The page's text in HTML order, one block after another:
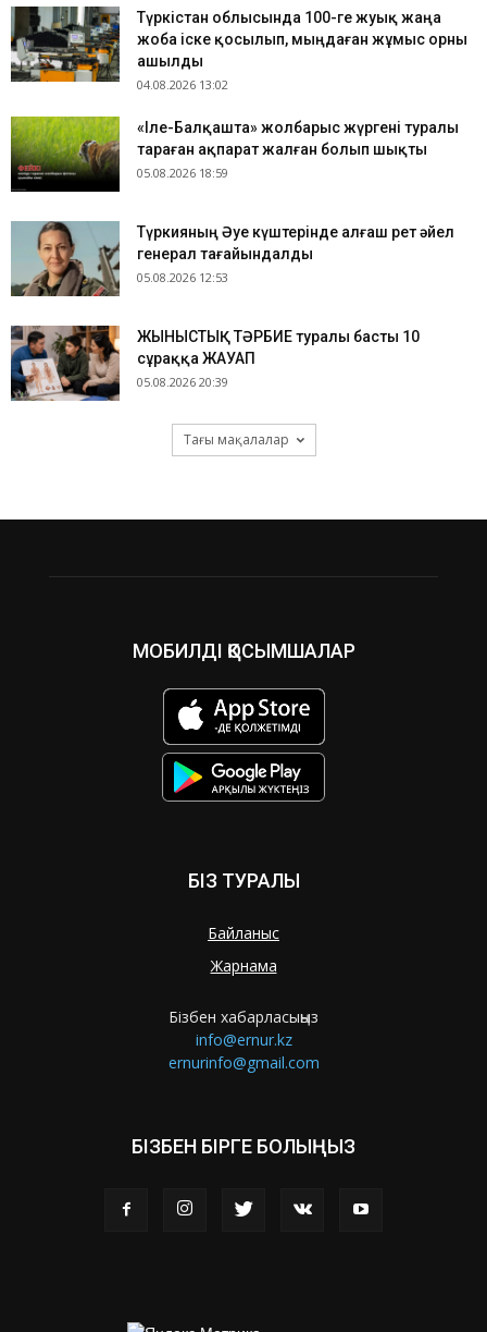
Түркістан облысында 100-ге жуық жаңа
жоба іске қосылып, мыңдаған жұмыс орны
ашылды
04.08.2026 13:02
«Іле-Балқашта» жолбарыс жүргені туралы
тараған ақпарат жалған болып шықты
05.08.2026 18:59
Түркияның Әуе күштерінде алғаш рет әйел
генерал тағайындалды
05.08.2026 12:53
ЖЫНЫСТЫҚ ТӘРБИЕ туралы басты 10
сұраққа ЖАУАП
05.08.2026 20:39
Тағы мақалалар
МОБИЛДІ ҚОСЫМШАЛАР
БІЗ ТУРАЛЫ
Байланыс
Жарнама
Бізбен хабарласыңыз
info@ernur.kz
ernurinfo@gmail.com
БІЗБЕН БІРГЕ БОЛЫҢЫЗ